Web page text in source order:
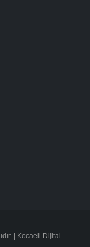
| Kocaeli Dijital